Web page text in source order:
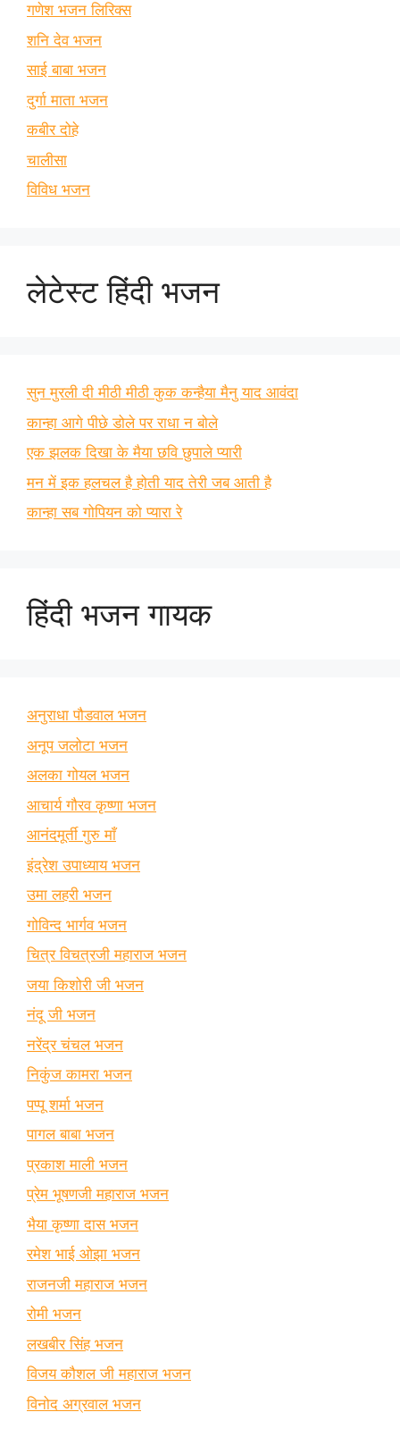
गणेश भजन लिरिक्स
शनि देव भजन
साई बाबा भजन
दुर्गा माता भजन
कबीर दोहे
चालीसा
विविध भजन
लेटेस्ट हिंदी भजन
सुन मुरली दी मीठी मीठी कुक कन्हैया मैनु याद आवंदा
कान्हा आगे पीछे डोले पर राधा न बोले
एक झलक दिखा के मैया छवि छुपाले प्यारी
मन में इक हलचल है होती याद तेरी जब आती है
कान्हा सब गोपियन को प्यारा रे
हिंदी भजन गायक
अनुराधा पौडवाल भजन
अनूप जलोटा भजन
अलका गोयल भजन
आचार्य गौरव कृष्णा भजन
आनंदमूर्ती गुरु माँ
इंद्रेश उपाध्याय भजन
उमा लहरी भजन
गोविन्द भार्गव भजन
चित्र विचत्रजी महाराज भजन
जया किशोरी जी भजन
नंदू जी भजन
नरेंद्र चंचल भजन
निकुंज कामरा भजन
पप्पू शर्मा भजन
पागल बाबा भजन
प्रकाश माली भजन
प्रेम भूषणजी महाराज भजन
भैया कृष्णा दास भजन
रमेश भाई ओझा भजन
राजनजी महाराज भजन
रोमी भजन
लखबीर सिंह भजन
विजय कौशल जी महाराज भजन
विनोद अग्रवाल भजन